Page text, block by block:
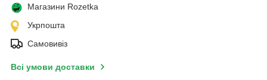
Магазини Rozetka
Укрпошта
Самовивіз
Всі умови доставки